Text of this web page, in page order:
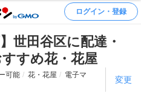
ログイン・登録
世田谷区に配達・
すめ花・花屋
可能 花・花屋
電子マ
変更